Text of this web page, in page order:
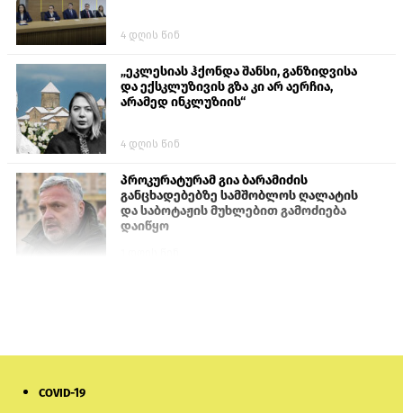
4 დღის წინ
„ეკლესიას ჰქონდა შანსი, განზიდვისა
და ექსკლუზივის გზა კი არ აერჩია,
არამედ ინკლუზიის“
4 დღის წინ
პროკურატურამ გია ბარამიძის
განცხადებებზე სამშობლოს ღალატის
და საბოტაჟის მუხლებით გამოძიება
დაიწყო
COVID-19